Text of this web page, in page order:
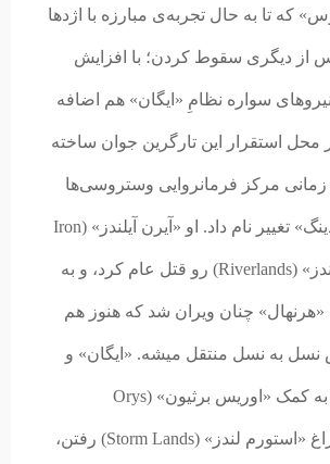
که تا به حال تجربه‌ی مبارزه با اژدها
از دیگری سقوط کردن؛ با افزایش
سواره نظامِ «ایگان» هم اضافه
محل استقرار این تارگرین جوان ساخته
مرکز فرمانروایی وستروسی‌ها
بود، به «کینگز لندینگ» تغییر نام داد. او «آیرن آیلندز» (Iron
Islands) و «ریورلندز» (Riverlands) رو قتل عام کرد، و به
«هرنهال» چنان ویران شد که هنوز هم
نسل به نسل منتقل میشه. «ایگان» و
سپاهش در ادامه به کمک «اوریس برثیون» (Orys
Baratheon) به سراغ «استورم لندز» (Storm Lands) رفتن،